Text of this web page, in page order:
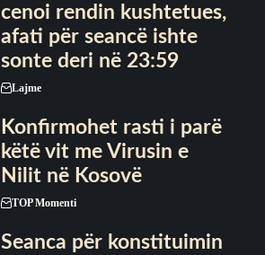
cenoi rendin kushtetues,
afati për seancë ishte
sonte deri në 23:59
Lajme
Konfirmohet rasti i parë
këtë vit me Virusin e
Nilit në Kosovë
TOP Momenti
Seanca për konstituimin